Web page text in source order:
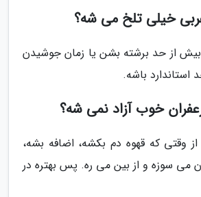
خیلی تلخ می شه؟
بیش از حد برشته بشن یا زمان جوشیدن
استاندارد باشه.
خوب آزاد نمی شه؟
از وقتی که قهوه دم بکشه، اضافه بشه،
می سوزه و از بین می ره. پس بهتره در